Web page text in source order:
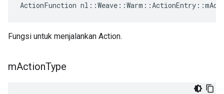
ActionFunction
Fungsi untuk menjalankan Action.
mActionType